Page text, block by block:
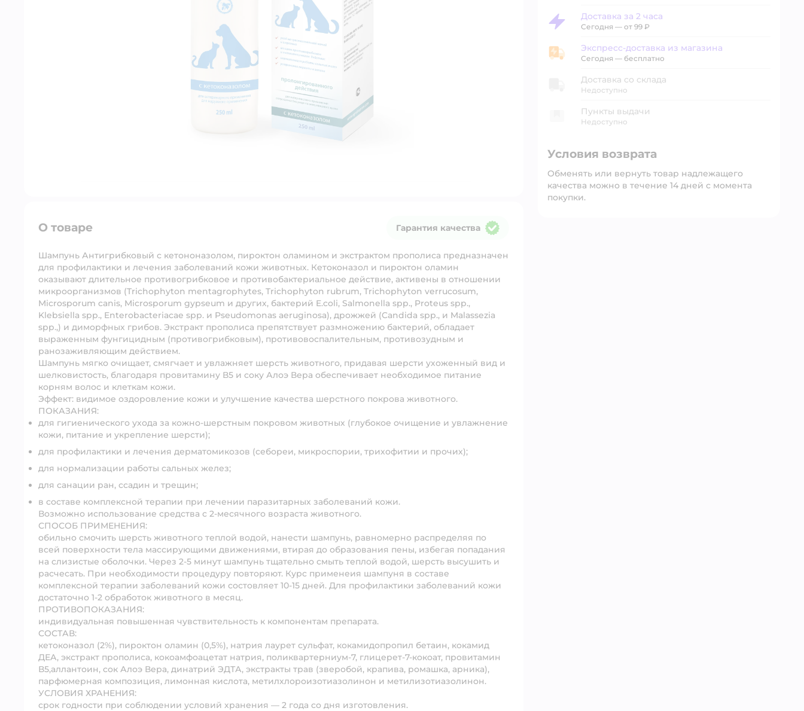
Доставка за 2 часа
Доставка за 2 часа
Сегодня — от 99 ₽
Экспресс-доставка из магазина
Экспресс-доставка из магазина
Сегодня — бесплатно
Доставка со склада
Недоступно
Пункты выдачи
Недоступно
Условия возврата
Обменять или вернуть товар надлежащего
качества можно в течение 14 дней с момента
покупки.
О товаре Гарантия качества
Шампунь Антигрибковый с кетононазолом, пироктон оламином и экстрактом прополиса предназначен
для профилактики и лечения заболеваний кожи животных. Кетоконазол и пироктон оламин
оказывают длительное противогрибковое и противобактериальное действие, активены в отношении
микроорганизмов (Trichophyton mentagrophytes, Trichophyton rubrum, Trichophyton verrucosum,
Microsporum canis, Microsporum gypseum и других, бактерий E.coli, Salmonella spp., Proteus spp.,
Klebsiella spp., Enterobacteriacae spp. и Pseudomonas aeruginosa), дрожжей (Candida spp., и Malassezia
spp.,) и диморфных грибов. Экстракт прополиса препятствует размножению бактерий, обладает
выраженным фунгицидным (противогрибковым), противовоспалительным, противозудным и
ранозаживляющим действием.
Шампунь мягко очищает, смягчает и увлажняет шерсть животного, придавая шерсти ухоженный вид и
шелковистость, благодаря провитамину В5 и соку Алоэ Вера обеспечивает необходимое питание
корням волос и клеткам кожи.
Эффект: видимое оздоровление кожи и улучшение качества шерстного покрова животного.
ПОКАЗАНИЯ:
для гигиенического ухода за кожно-шерстным покровом животных (глубокое очищение и увлажнение
кожи, питание и укрепление шерсти);
для профилактики и лечения дерматомикозов (себореи, микроспории, трихофитии и прочих);
для нормализации работы сальных желез;
для санации ран, ссадин и трещин;
в составе комплексной терапии при лечении паразитарных заболеваний кожи.
Возможно использование средства с 2-месячного возраста животного.
СПОСОБ ПРИМЕНЕНИЯ:
обильно смочить шерсть животного теплой водой, нанести шампунь, равномерно распределяя по
всей поверхности тела массирующими движениями, втирая до образования пены, избегая попадания
на слизистые оболочки. Через 2-5 минут шампунь тщательно смыть теплой водой, шерсть высушить и
расчесать. При необходимости процедуру повторяют. Курс применеия шампуня в составе
комплексной терапии заболеваний кожи состовляет 10-15 дней. Для профилактики заболеваний кожи
достаточно 1-2 обработок животного в месяц.
ПРОТИВОПОКАЗАНИЯ:
индивидуальная повышенная чувствительность к компонентам препарата.
СОСТАВ:
кетоконазол (2%), пироктон оламин (0,5%), натрия лаурет сульфат, кокамидопропил бетаин, кокамид
ДЕА, экстракт прополиса, кокоамфоацетат натрия, поликвартерниум-7, глицерет-7-кокоат, провитамин
В5,аллантоин, сок Алоэ Вера, динатрий ЭДТА, экстракты трав (зверобой, крапива, ромашка, арника),
парфюмерная композиция, лимонная кислота, метилхлороизотиазолинон и метилизотиазолинон.
УСЛОВИЯ ХРАНЕНИЯ:
срок годности при соблюдении условий хранения — 2 года со дня изготовления.